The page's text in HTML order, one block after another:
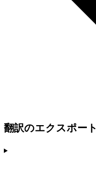
翻訳のエクスポート